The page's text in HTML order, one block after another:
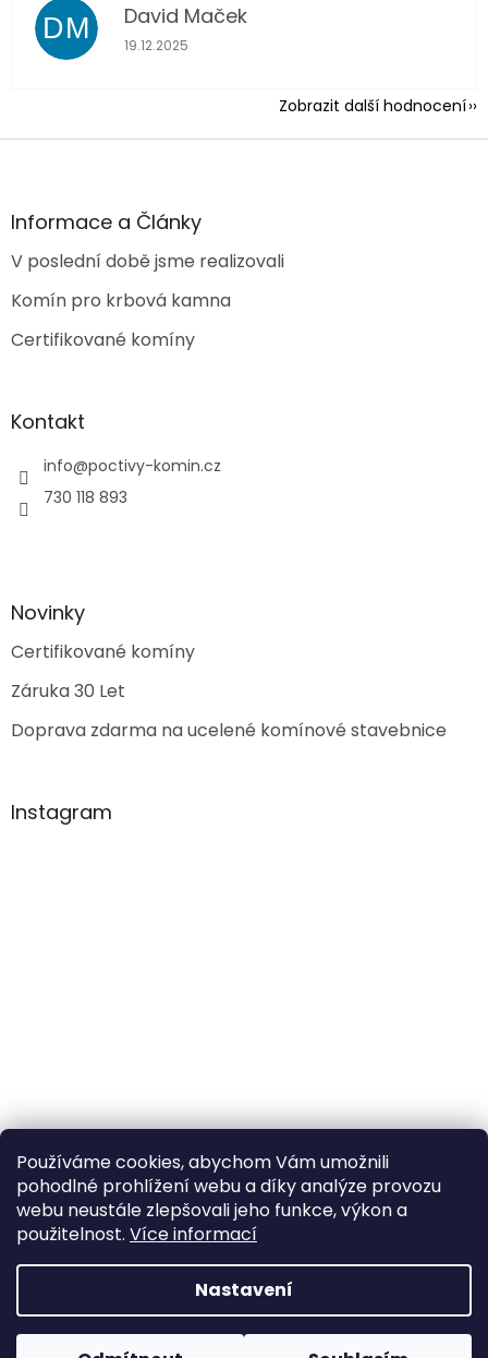
Používáme cookies, abychom Vám umožnili
pohodlné prohlížení webu a díky analýze provozu
webu neustále zlepšovali jeho funkce, výkon a
použitelnost. Více informací
Nastavení
DM David Maček
Hodnocení obchodu je 5 z 5 hvězdiček.
19.12.2025
Zobrazit další hodnocení
Z
aInformace a Články
V poslední době jsme realizovali
Komín pro krbová kamna
Certifikované komíny
Kontakt
info@poctivy-komin.cz
730 118 893
Novinky
Certifikované komíny
Záruka 30 Let
Doprava zdarma na ucelené komínové stavebnice
Instagram
Sledovat na Instagramu
Vytvořil Shoptet
Copyright 2026Poctivý komín. Všechna práva